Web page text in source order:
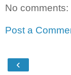
No comments:
Post a
‹